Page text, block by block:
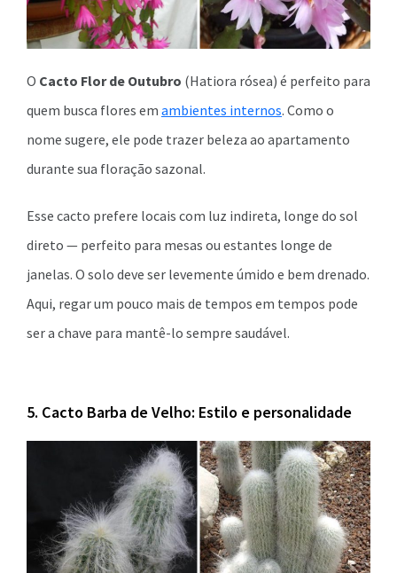
O Cacto Flor de Outubro (Hatiora rósea) é perfeito para
quem busca flores em ambientes internos. Como o
nome sugere, ele pode trazer beleza ao apartamento
durante sua floração sazonal.
Esse cacto prefere locais com luz indireta, longe do sol
direto — perfeito para mesas ou estantes longe de
janelas. O solo deve ser levemente úmido e bem drenado.
Aqui, regar um pouco mais de tempos em tempos pode
ser a chave para mantê-lo sempre saudável.
5. Cacto Barba de Velho: Estilo e personalidade